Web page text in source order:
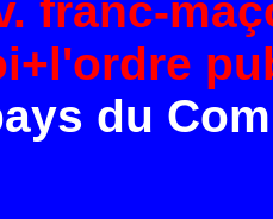
franc-
l'ordre
du